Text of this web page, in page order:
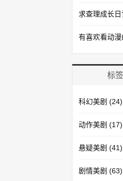
求查理成长日
有喜欢看动漫
标
科幻美剧 (24)
动作美剧 (17)
悬疑美剧 (41)
剧情美剧 (63)